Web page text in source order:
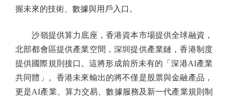
握未來的技術、數據與用戶入口。
沙嶺提供算力底座，香港資本市場提供全球融資，
北部都會區提供產業空間，深圳提供產業鏈，香港制度
提供國際規則接口。這將形成前所未有的「深港AI產業
共同體」。香港未來輸出的將不僅是股票與金融產品，
更是AI產業、算力交易、數據服務及新一代產業規則制